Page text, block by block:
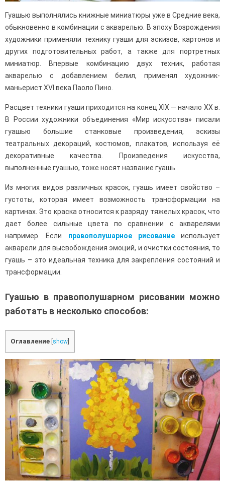
Гуашью выполнялись книжные миниатюры уже в Средние века,
обыкновенно в комбинации с акварелью. В эпоху Возрождения
художники применяли технику гуаши для эскизов, картонов и
других подготовительных работ, а также для портретных
миниатюр. Впервые комбинацию двух техник, работая
акварелью с добавлением белил, применял художник-
маньерист XVI века Паоло Пино.
Расцвет техники гуаши приходится на конец XIX — начало XX в.
В России художники объединения «Мир искусства» писали
гуашью большие станковые произведения, эскизы
театральных декораций, костюмов, плакатов, используя её
декоративные качества. Произведения искусства,
выполненные гуашью, тоже носят название гуашь.
Из многих видов различных красок, гуашь имеет свойство –
густоты, которая имеет возможность трансформации на
картинах. Это краска относится к разряду тяжелых красок, что
дает более сильные цвета по сравнении с акварелями
например. Если правополушарное рисованиеиспользует
акварели для высвобождения эмоций, и очистки состояния, то
гуашь – это идеальная техника для закрепления состояний и
трансформации.
Гуашью в правополушарном рисовании можно
работать в несколько способов:
Оглавление show